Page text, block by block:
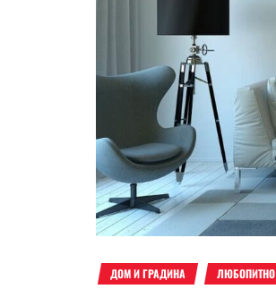
ДОМ И ГРАДИНА ЛЮБОПИТНО